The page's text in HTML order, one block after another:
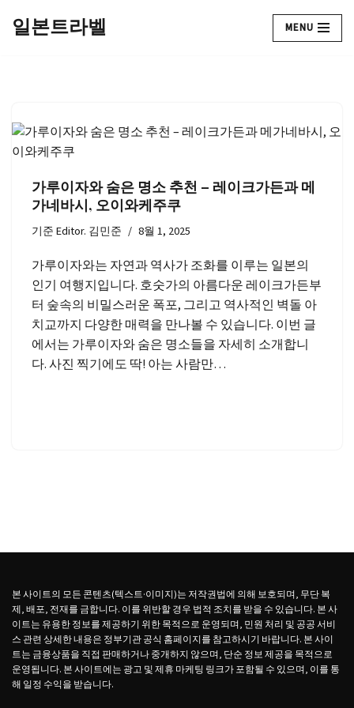
건
뛰
일본트라벨 MENU
가루이자와 숨은 명소 추천 – 레이크가든과 메
가네바시, 오이와케주쿠
기준Editor. 김민준 8월 1, 2025
가루이자와는 자연과 역사가 조화를 이루는 일본의
인기 여행지입니다. 호숫가의 아름다운 레이크가든부
터 숲속의 비밀스러운 폭포, 그리고 역사적인 벽돌 아
치교까지 다양한 매력을 만나볼 수 있습니다. 이번 글
에서는 가루이자와 숨은 명소들을 자세히 소개합니
다. 사진 찍기에도 딱! 아는 사람만…
본 사이트의 모든 콘텐츠(텍스트·이미지)는 저작권법에 의해 보호되며, 무단 복
제, 배포, 전재를 금합니다. 이를 위반할 경우 법적 조치를 받을 수 있습니다. 본 사
이트는 유용한 정보를 제공하기 위한 목적으로 운영되며, 민원 처리 및 공공 서비
스 관련 상세한 내용은 정부기관 공식 홈페이지를 참고하시기 바랍니다. 본 사이
트는 금융상품을 직접 판매하거나 중개하지 않으며, 단순 정보 제공을 목적으로
운영됩니다. 본 사이트에는 광고 및 제휴 마케팅 링크가 포함될 수 있으며, 이를 통
해 일정 수익을 받습니다.